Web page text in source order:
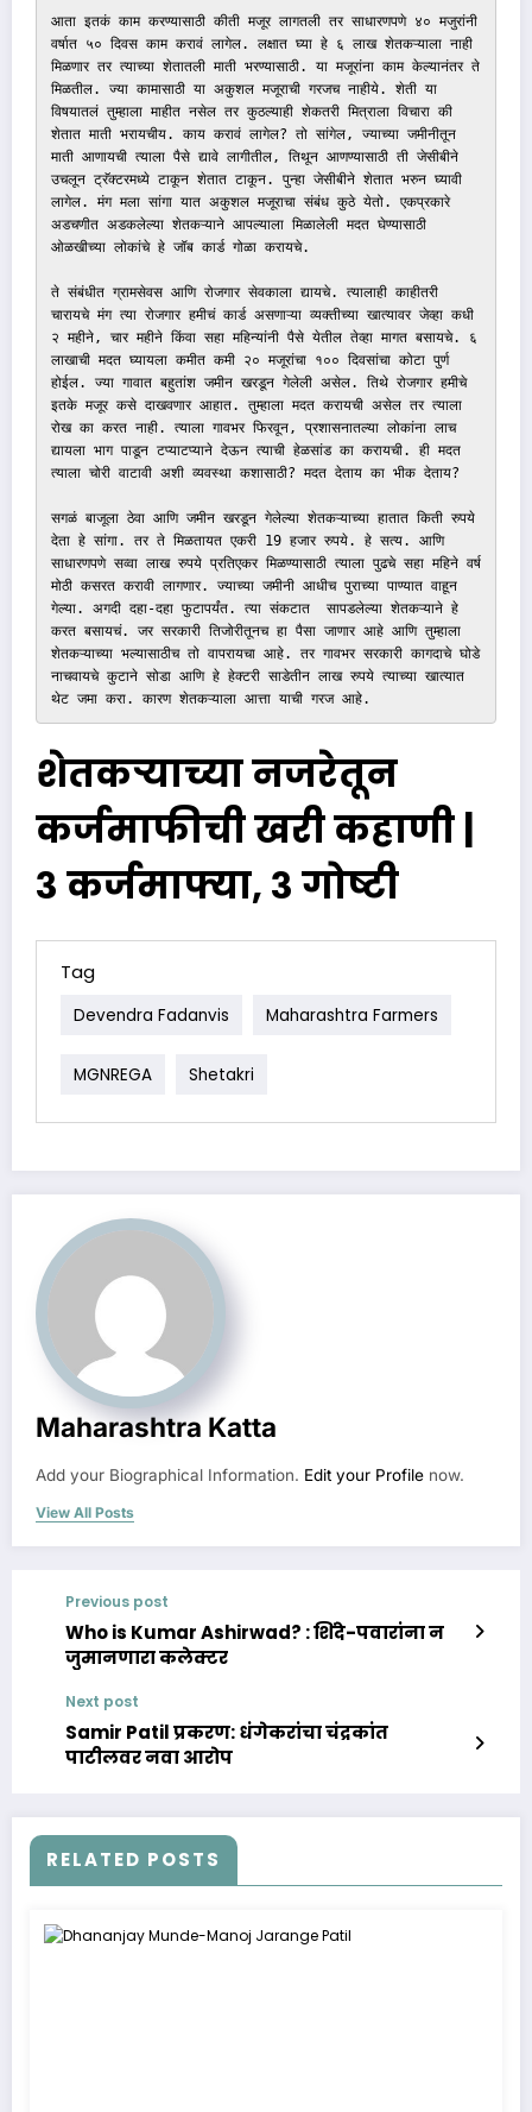
आता इतकं काम करण्यासाठी कीती मजूर लागतली तर साधारणपणे ४० मजुरांनी
वर्षात ५० दिवस काम करावं लागेल. लक्षात घ्या हे ६ लाख शेतकऱ्याला नाही
मिळणार तर त्याच्या शेतातली माती भरण्यासाठी. या मजूरांना काम केल्यानंतर ते
मिळतील. ज्या कामासाठी या अकुशल मजूराची गरजच नाहीये. शेती या
विषयातलं तुम्हाला माहीत नसेल तर कुठल्याही शेकतरी मित्राला विचारा की
शेतात माती भरायचीय. काय करावं लागेल? तो सांगेल, ज्याच्या जमीनीतून
माती आणायची त्याला पैसे द्यावे लागीतील, तिथून आणण्यासाठी ती जेसीबीने
उचलून ट्रॅक्टरमध्ये टाकून शेतात टाकून. पुन्हा जेसीबीने शेतात भरुन घ्यावी
लागेल. मंग मला सांगा यात अकुशल मजूराचा संबंध कुठे येतो. एकप्रकारे
अडचणीत अडकलेल्या शेतकऱ्याने आपल्याला मिळालेली मदत घेण्यासाठी
ओळखीच्या लोकांचे हे जॉब कार्ड गोळा करायचे.
ते संबंधीत ग्रामसेवस आणि रोजगार सेवकाला द्यायचे. त्यालाही काहीतरी
चारायचे मंग त्या रोजगार हमीचं कार्ड असणाऱ्या व्यक्तीच्या खात्यावर जेव्हा कधी
२ महीने, चार महीने किंवा सहा महिन्यांनी पैसे येतील तेव्हा मागत बसायचे. ६
लाखाची मदत घ्यायला कमीत कमी २० मजूरांचा १०० दिवसांचा कोटा पुर्ण
होईल. ज्या गावात बहुतांश जमीन खरडून गेलेली असेल. तिथे रोजगार हमीचे
इतके मजूर कसे दाखवणार आहात. तुम्हाला मदत करायची असेल तर त्याला
रोख का करत नाही. त्याला गावभर फिरवून, प्रशासनातल्या लोकांना लाच
द्यायला भाग पाडून टप्याटप्याने देऊन त्याची हेळसांड का करायची. ही मदत
त्याला चोरी वाटावी अशी व्यवस्था कशासाठी? मदत देताय का भीक देताय?
सगळं बाजूला ठेवा आणि जमीन खरडून गेलेल्या शेतकऱ्याच्या हातात किती रुपये
देता हे सांगा. तर ते मिळतायत एकरी 19 हजार रुपये. हे सत्य. आणि
साधारणपणे सव्वा लाख रुपये प्रतिएकर मिळण्यासाठी त्याला पुढचे सहा महिने वर्ष
मोठी कसरत करावी लागणार. ज्याच्या जमीनी आधीच पुराच्या पाण्यात वाहून
गेल्या. अगदी दहा-दहा फुटापर्यंत. त्या संकटात  सापडलेल्या शेतकऱ्याने हे
करत बसायचं. जर सरकारी तिजोरीतूनच हा पैसा जाणार आहे आणि तुम्हाला
शेतकऱ्याच्या भल्यासाठीच तो वापरायचा आहे. तर गावभर सरकारी कागदाचे घोडे
नाचवायचे कुटाने सोडा आणि हे हेक्टरी साडेतीन लाख रुपये त्याच्या खात्यात
थेट जमा करा. कारण शेतकऱ्याला आत्ता याची गरज आहे.
शेतकऱ्याच्या नजरेतून
कर्जमाफीची खरी कहाणी |
३ कर्जमाफ्या, ३ गोष्टी
Tag
Devendra Fadanvis Maharashtra Farmers
MGNREGA Shetakri
Maharashtra Katta
Add your Biographical Information. Edit your Profile now.
View All Posts
Previous post
Who is Kumar Ashirwad? : शिंदे-पवारांना न
जुमानणारा कलेक्टर
Next post
Samir Patil प्रकरण: धंगेकरांचा चंद्रकांत
पाटीलवर नवा आरोप
RELATED POSTS